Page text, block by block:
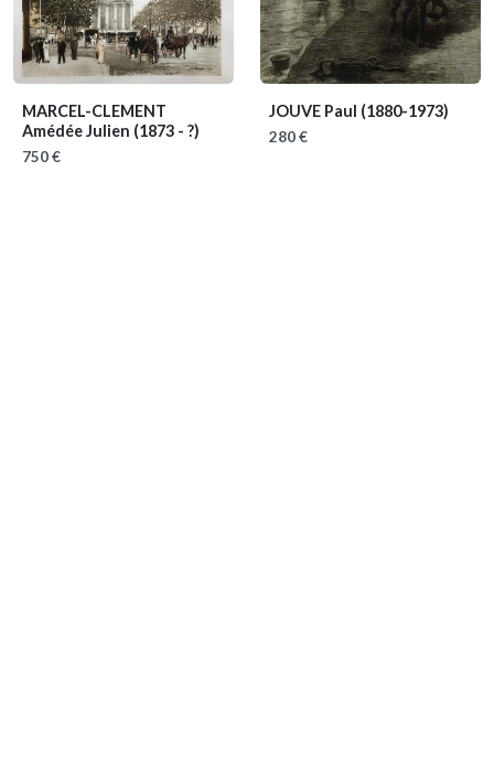
MARCEL-CLEMENT
Amédée Julien (1873 - ?)
750 €
JOUVE Paul (1880-1973)
280 €